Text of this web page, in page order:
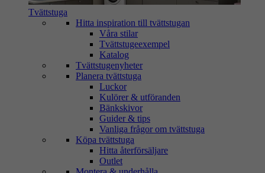
Tvättstuga
Hitta inspiration till tvättstugan
Våra stilar
Tvättstugeexempel
Katalog
Tvättstugenyheter
Planera tvättstuga
Luckor
Kulörer & utföranden
Bänkskivor
Guider & tips
Vanliga frågor om tvättstuga
Köpa tvättstuga
Hitta återförsäljare
Outlet